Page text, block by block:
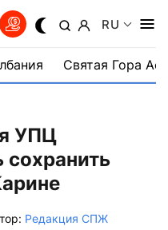
RU
Святая Гора
УПЦ
сохранить
Редакция СПЖ